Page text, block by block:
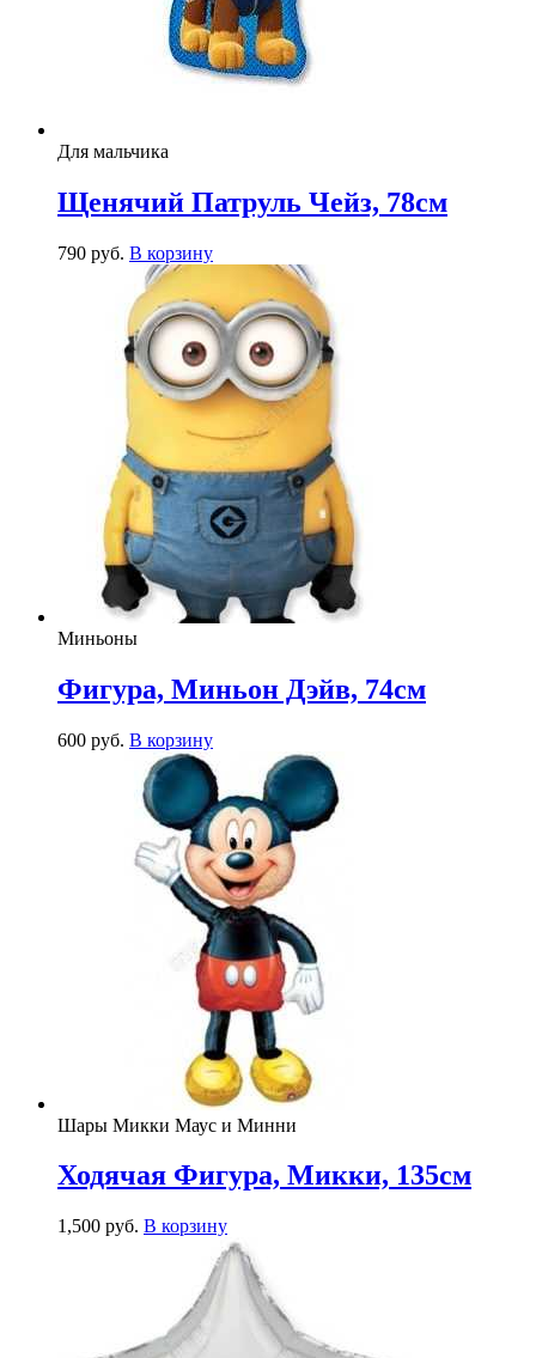
Для мальчика
Щенячий Патруль Чейз, 78см
790 руб. В корзину
Миньоны
Фигура, Миньон Дэйв, 74см
600 руб. В корзину
Шары Микки Маус и Минни
Ходячая Фигура, Микки, 135см
1,500 руб. В корзину